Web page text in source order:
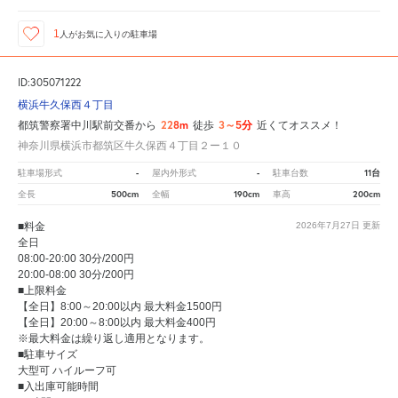
1 人がお気に入りの駐車場
ID:305071222
横浜牛久保西４丁目
都筑警察署中川駅前交番から 228m 徒歩 3～5分 近くてオススメ！
神奈川県横浜市都筑区牛久保西４丁目２ー１０
駐車場形式 - 屋内外形式 - 駐車台数 11台
全長 500cm 全幅 190cm 車高 200cm
2026年7月27日 更新
■料金
全日
08:00-20:00 30分/200円
20:00-08:00 30分/200円
■上限料金
【全日】8:00～20:00以内 最大料金1500円
【全日】20:00～8:00以内 最大料金400円
※最大料金は繰り返し適用となります。
■駐車サイズ
大型可 ハイルーフ可
■入出庫可能時間